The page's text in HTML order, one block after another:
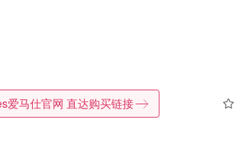
爱马仕官网 直达购买链接